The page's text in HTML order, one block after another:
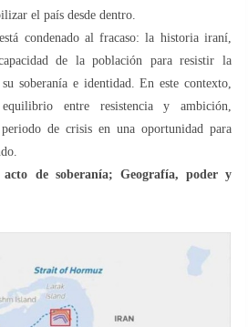
el país desde dentro.
condenado al fracaso: la historia iraní,
de la población para resistir la
soberanía e identidad. En este contexto,
entre resistencia y ambición,
de crisis en una oportunidad para
de soberanía; Geografía, poder y